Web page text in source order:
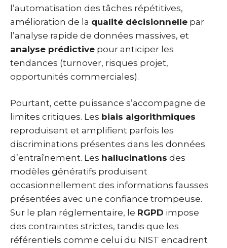
l’automatisation des tâches répétitives,
amélioration de la qualité décisionnelle par
l’analyse rapide de données massives, et
analyse prédictive pour anticiper les
tendances (turnover, risques projet,
opportunités commerciales).
Pourtant, cette puissance s’accompagne de
limites critiques. Les biais algorithmiques
reproduisent et amplifient parfois les
discriminations présentes dans les données
d’entraînement. Les hallucinations des
modèles génératifs produisent
occasionnellement des informations fausses
présentées avec une confiance trompeuse.
Sur le plan réglementaire, le RGPD impose
des contraintes strictes, tandis que les
référentiels comme celui du NIST encadrent